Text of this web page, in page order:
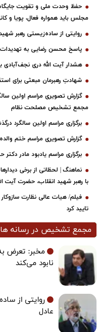
حفظ وحدت ملی و تقویت
مجلس باید همواره فعال، پویا و
روایتی از ساده‌زیستی رهبر
پاسخ محسن رضایی به
هشدار آیت الله دری نجف‌آبادی
شهادتِ رهبرمان مبعثی برای
گزارش تصویری مراسم اولین
مجمع تشخیص مصلحت نظام
برگزاری مراسم اولین سالگرد
گزارش تصویری مراسم ختم والده دکتر
برگزاری مراسم یادبود مادر
نماهنگ | لحظاتی از برخی
با رهبر شهید انقلاب، حضرت آیت‌
فیلم/ هیات عالی نظارت
تایید کرد
مجمع تشخیص در رسانه ها
مخبر: تعرض
نابود می‌کند
روایتی از
عادل